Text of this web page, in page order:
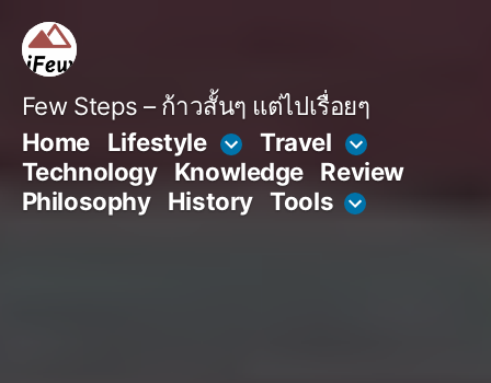
content
Few Steps – ก้าวสั้นๆ แต่ไปเรื่อยๆ
Home
Lifestyle
Travel
Technology
Knowledge Review
Philosophy
History Tools